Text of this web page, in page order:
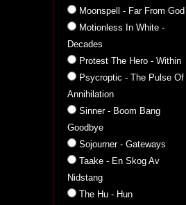
Moonspell - Far From God
Motionless In White -
Decades
Protest The Hero - Within
Psycroptic - The Pulse Of
Annihilation
Sinner - Boom Bang
Goodbye
Sojourner - Gateways
Taake - En Skog Av
Nidstang
The Hu - Hun